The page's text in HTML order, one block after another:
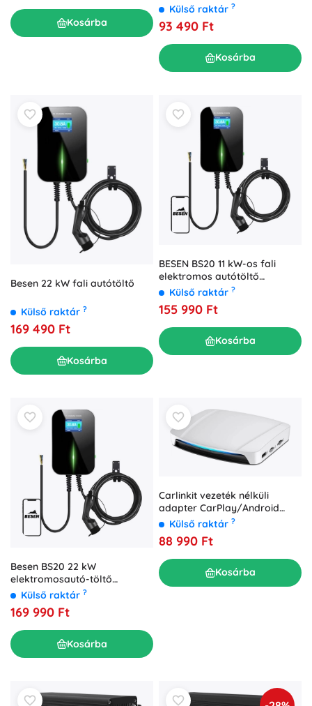
Kosárba
Külső raktár ?
93 490 Ft
Kosárba
Besen 22 kW fali autótöltő
Külső raktár ?
169 490 Ft
Kosárba
BESEN BS20 11 kW-os fali
elektromos autótöltő
alkalmazással
Külső raktár ?
155 990 Ft
Kosárba
Besen BS20 22 kW
elektromosautó-töltő
alkalmazással
Külső raktár ?
169 990 Ft
Kosárba
Carlinkit vezeték nélküli
adapter CarPlay/Android
UHDKülső raktár ?
88 990 Ft
Kosárba